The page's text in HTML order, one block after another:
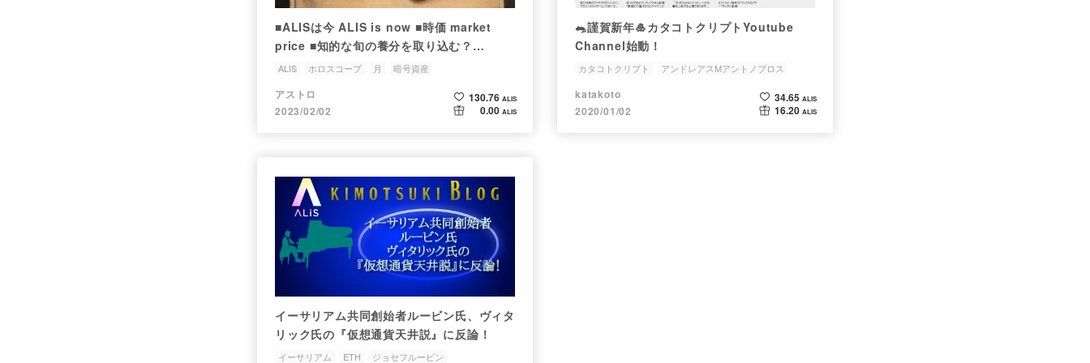
■ALISは今 ALIS is now ■時価 market
price ■知的な旬の養分を取り込む？
taking seasonal nutrients
ALIS ホロスコープ 月
暗号資産
ヴィタリックブリテン
アストロ
2023/02/02
130.76 ALIS
0.00 ALIS
🐀謹賀新年🎍カタコトクリプトYoutube
Channel始動！
カタコトクリプト
アンドレアスMアントノプロス
ヴィタリックブリテン
katakoto
2020/01/02
34.65 ALIS
16.20 ALIS
イーサリアム共同創始者ルービン氏、ヴィタ
リック氏の『仮想通貨天井説』に反論！
イーサリアム ETH ジョセフルービン